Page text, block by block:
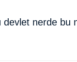
nerde bu